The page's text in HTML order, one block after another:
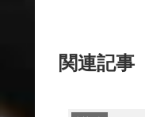
関連記事